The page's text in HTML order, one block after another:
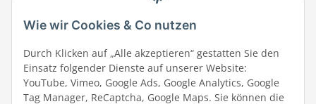
Zu Megazoo Shop wechseln
Sommeraktion
Terminal
Tierwohl
Wie wir Cookies & Co nutzen
Durch Klicken auf „Alle akzeptieren“ gestatten Sie den
Einsatz folgender Dienste auf unserer Website:
YouTube, Vimeo, Google Ads, Google Analytics, Google
Tag Manager, ReCaptcha, Google Maps. Sie können die